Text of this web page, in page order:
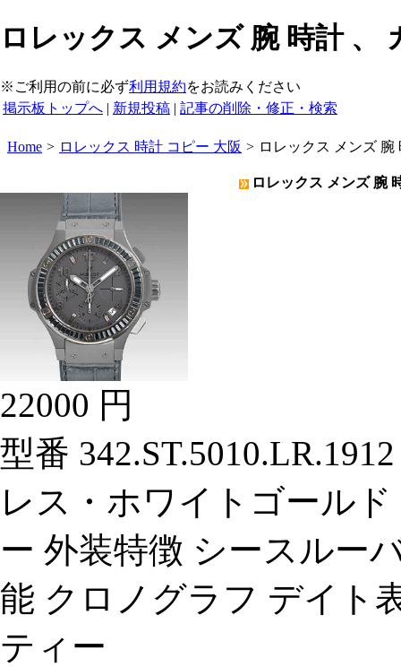
ロレックス メンズ 腕 時計 、
※ご利用の前に必ず利用規約をお読みください
掲示板トップへ | 新規投稿 | 記事の削除・修正・検索
Home > ロレックス 時計 コピー 大阪 > ロレックス メンズ 腕
ロレックス メンズ 腕
22000 円
型番
レス・ホワイトゴール
ー 外装特徴 シースルー
能 クロノグラフ デイト
ティー